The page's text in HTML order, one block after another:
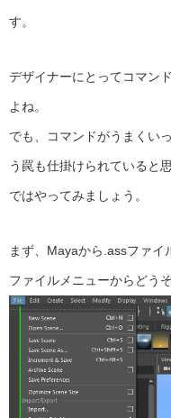
す。
デザイナーにとってコマン
よね。
でも、コマンドがうまくい
う罠も仕掛けられていると思
ではやってみましょう。
まず、Mayaから.assファイ
ファイルメニューからどうぞ